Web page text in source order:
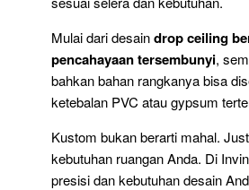
Mulai dari desaindrop ceiling
pencahayaan tersembunyi,
bahkan bahan rangkanya bisa
ketebalan PVC atau gypsum
Kustom bukan berarti mahal.
kebutuhan ruangan Anda. Di
presisi dan kebutuhan desain